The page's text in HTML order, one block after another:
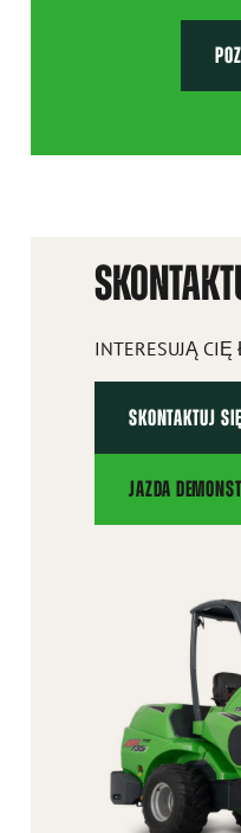
INTERESUJĄ CIĘ
SKONTAKTUJ
JAZDA